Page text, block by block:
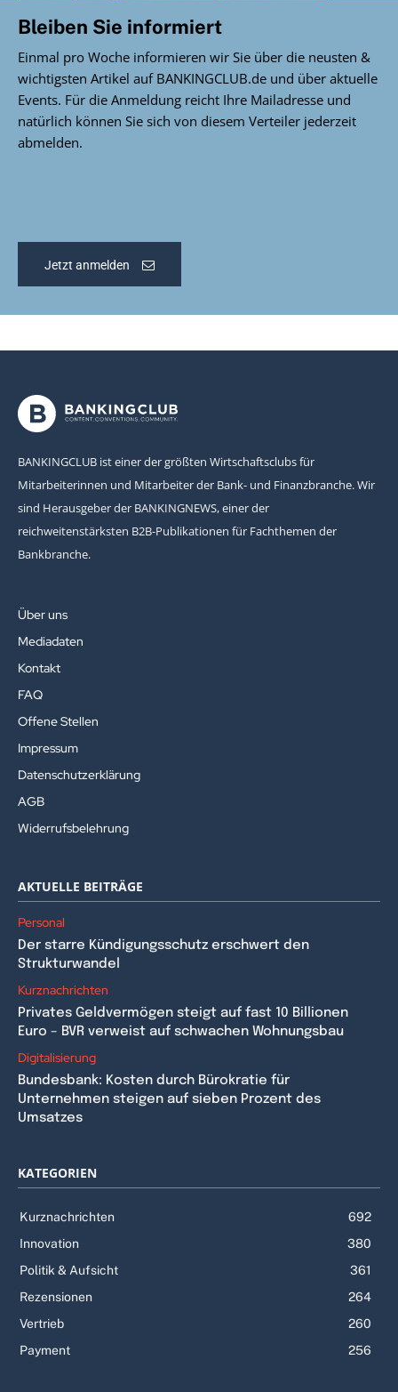
Bleiben Sie informiert
Einmal pro Woche informieren wir Sie über die neusten &
wichtigsten Artikel auf BANKINGCLUB.de und über aktuelle
Events. Für die Anmeldung reicht Ihre Mailadresse und
natürlich können Sie sich von diesem Verteiler jederzeit
abmelden.
Jetzt anmelden
BANKINGCLUB ist einer der größten Wirtschaftsclubs für
Mitarbeiterinnen und Mitarbeiter der Bank- und Finanzbranche. Wir
sind Herausgeber der BANKINGNEWS, einer der
reichweitenstärksten B2B-Publikationen für Fachthemen der
Bankbranche.
Über uns
Mediadaten
Kontakt
FAQ
Offene Stellen
Impressum
Datenschutzerklärung
AGB
Widerrufsbelehrung
AKTUELLE BEITRÄGE
Personal
Der starre Kündigungsschutz erschwert den
Strukturwandel
Kurznachrichten
Privates Geldvermögen steigt auf fast 10 Billionen
Euro – BVR verweist auf schwachen Wohnungsbau
Digitalisierung
Bundesbank: Kosten durch Bürokratie für
Unternehmen steigen auf sieben Prozent des
Umsatzes
KATEGORIEN
Kurznachrichten
692
Innovation
380
Politik & Aufsicht
361
Rezensionen
264
Vertrieb
260
Payment
256